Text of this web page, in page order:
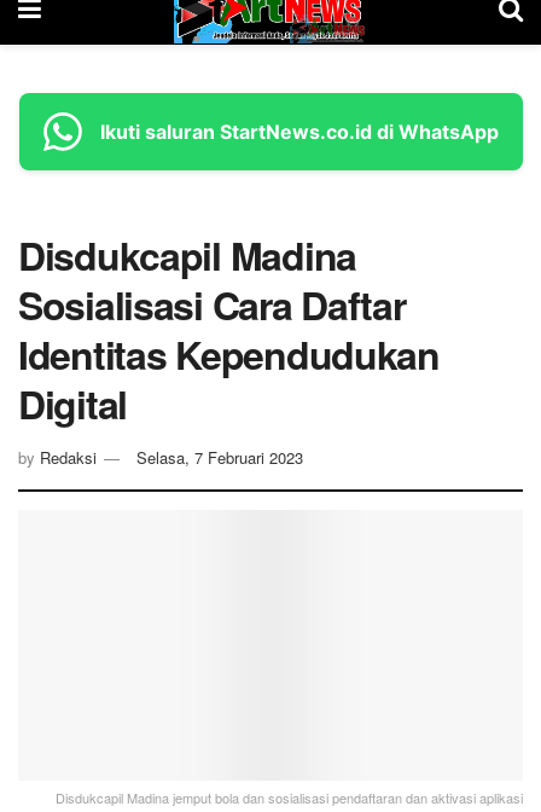
Ikuti saluran StartNews.co.id di WhatsApp
Disdukcapil Madina
Sosialisasi Cara Daftar
Identitas Kependudukan
Digital
by Redaksi Selasa, 7 Februari 2023
Disdukcapil Madina jemput bola dan sosialisasi pendaftaran dan aktivasi aplikasi